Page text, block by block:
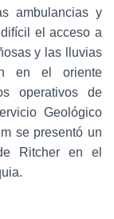
ambulancias y
el acceso a
y las lluvias
en el oriente
operativos de
Geológico
se presentó un
Ritcher en el